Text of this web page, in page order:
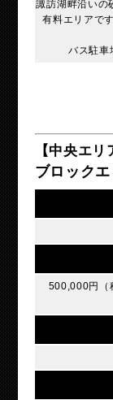
諏訪湖畔沿いの
有料エリアで
バス駐車
【中央エリ
ブロック
500,000円（